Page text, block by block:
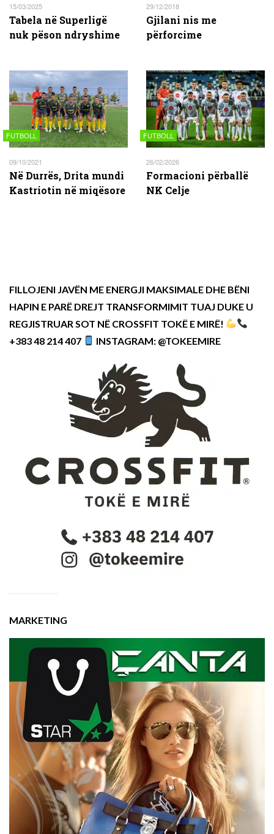
15/03/2025
Tabela në Superligë
nuk pëson ndryshime
29/12/2018
Gjilani nis me
përforcime
FUTBOLL
09/10/2021
Në Durrës, Drita mundi
Kastriotin në miqësore
FUTBOLL
26/02/2026
Formacioni përballë
NK Celje
FILLOJENI JAVËN ME ENERGJI MAKSIMALE DHE BËNI
HAPIN E PARË DREJT TRANSFORMIMIT TUAJ DUKE U
REGJISTRUAR SOT NË CROSSFIT TOKË E MIRË!
+383 48 214 407
INSTAGRAM: @TOKEEMIRE
MARKETING